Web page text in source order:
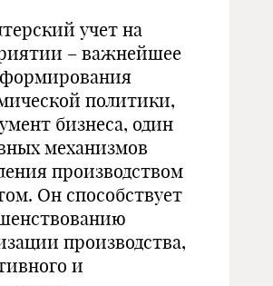
учет на
– важнейшее
политики,
бизнеса, один
механизмов
производством
Он способствует
производства,
и